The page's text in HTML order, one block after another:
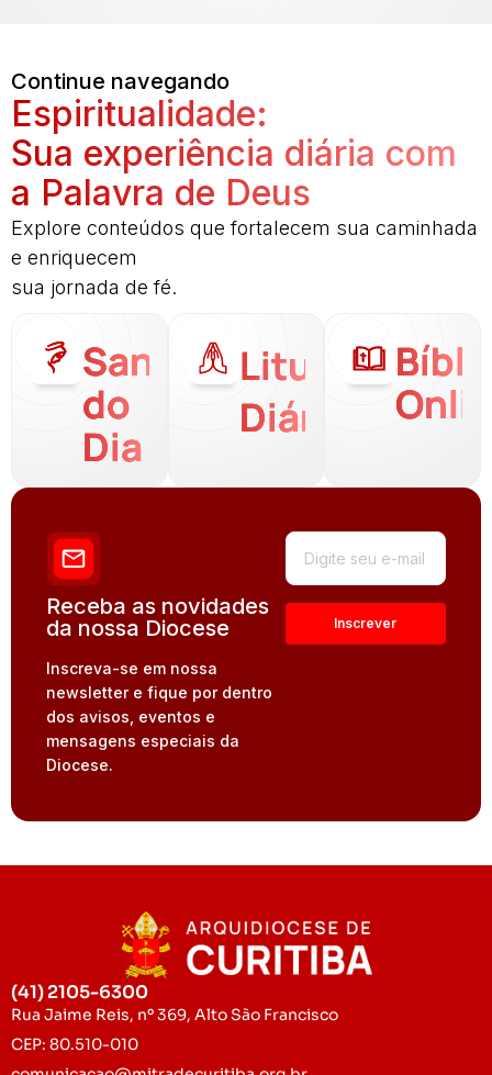
Continue navegando
Espiritualidade:
Sua experiência diária com
a Palavra de Deus
Explore conteúdos que fortalecem sua caminhada
e enriquecem
sua jornada de fé.
Santo
do
Dia
Liturgia
Diária
Receba as novidades
da nossa Diocese
Inscreva-se em nossa
newsletter e fique por dentro
dos avisos, eventos e
mensagens especiais da
Diocese.
(41) 2105-6300
Rua Jaime Reis, nº 369, Alto São Francisco
CEP: 80.510-010